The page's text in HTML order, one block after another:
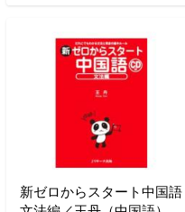
新ゼロからスタート中国語